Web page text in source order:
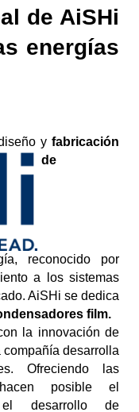
de AiSHi
energías
y fabricación
de
reconocido por
a los sistemas
AiSHi se dedica
film.
la innovación de
compañía desarrolla
Ofreciendo las
posible el
el desarrollo de